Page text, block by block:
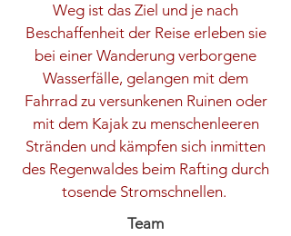
Weg ist das Ziel und je nach
Beschaffenheit der Reise erleben sie
bei einer Wanderung verborgene
Wasserfälle, gelangen mit dem
Fahrrad zu versunkenen Ruinen oder
mit dem Kajak zu menschenleeren
Stränden und kämpfen sich inmitten
des Regenwaldes beim Rafting durch
tosende Stromschnellen.
Team